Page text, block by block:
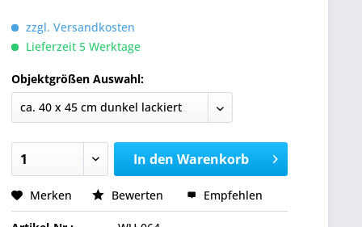
zzgl. Versandkosten
Lieferzeit 5 Werktage
Objektgrößen Auswahl:
In den Warenkorb
Merken Bewerten Empfehlen